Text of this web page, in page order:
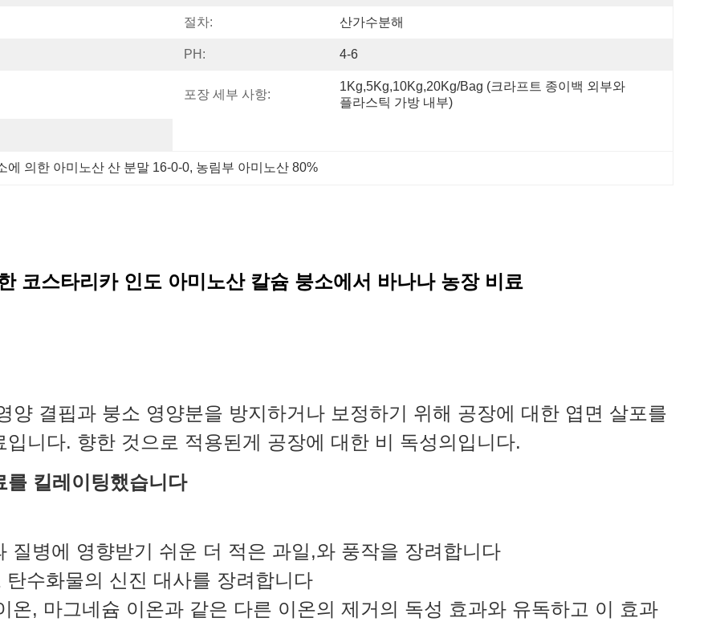
절차: 산가수분해
PH: 4-6
포장 세부 사항:
1Kg,5Kg,10Kg,20Kg/Bag (크라프트 종이백 외부와
플라스틱 가방 내부)
에 의한 아미노산 산 분말 16-0-0, 농림부 아미노산 80%
코스타리카 인도 아미노산 칼슘 붕소에서 바나나 농장 비료
양 결핍과 붕소 영양분을 방지하거나 보정하기 위해 공장에 대한 엽면 살포를
니다. 향한 것으로 적용된게 공장에 대한 비 독성의입니다.
를 킬레이팅했습니다
질병에 영향받기 쉬운 더 적은 과일,와 풍작을 장려합니다
수화물의 신진 대사를 장려합니다
온, 마그네슘 이온과 같은 다른 이온의 제거의 독성 효과와 유독하고 이 효과